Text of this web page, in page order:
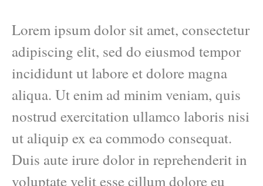
Lorem ipsum dolor sit amet, consectetur
adipiscing elit, sed do eiusmod tempor
incididunt ut labore et dolore magna
aliqua. Ut enim ad minim veniam, quis
nostrud exercitation ullamco laboris nisi
ut aliquip ex ea commodo consequat.
Duis aute irure dolor in reprehenderit in
voluptate velit esse cillum dolore eu